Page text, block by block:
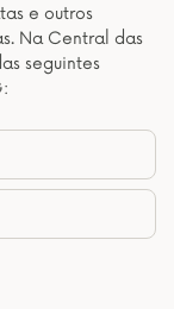
e outros
Na Central das
seguintes